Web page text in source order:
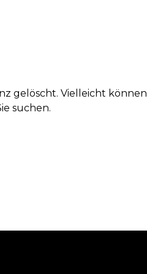
gelöscht. Vielleicht können
suchen.